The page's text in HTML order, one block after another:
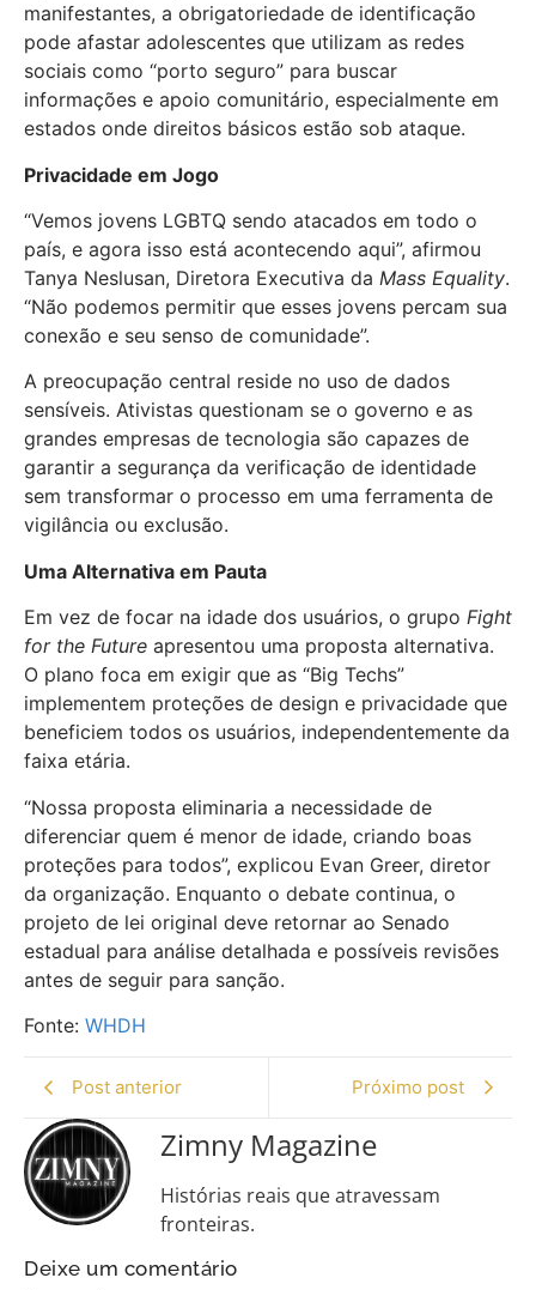
manifestantes, a obrigatoriedade de identificação
pode afastar adolescentes que utilizam as redes
sociais como “porto seguro” para buscar
informações e apoio comunitário, especialmente em
estados onde direitos básicos estão sob ataque.
Privacidade em Jogo
“Vemos jovens LGBTQ sendo atacados em todo o
país, e agora isso está acontecendo aqui”, afirmou
Tanya Neslusan, Diretora Executiva da Mass Equality.
“Não podemos permitir que esses jovens percam sua
conexão e seu senso de comunidade”.
A preocupação central reside no uso de dados
sensíveis. Ativistas questionam se o governo e as
grandes empresas de tecnologia são capazes de
garantir a segurança da verificação de identidade
sem transformar o processo em uma ferramenta de
vigilância ou exclusão.
Uma Alternativa em Pauta
Em vez de focar na idade dos usuários, o grupo Fight
for the Future apresentou uma proposta alternativa.
O plano foca em exigir que as “Big Techs”
implementem proteções de design e privacidade que
beneficiem todos os usuários, independentemente da
faixa etária.
“Nossa proposta eliminaria a necessidade de
diferenciar quem é menor de idade, criando boas
proteções para todos”, explicou Evan Greer, diretor
da organização. Enquanto o debate continua, o
projeto de lei original deve retornar ao Senado
estadual para análise detalhada e possíveis revisões
antes de seguir para sanção.
Fonte: WHDH
Post anterior Próximo post
Zimny Magazine
Histórias reais que atravessam
fronteiras.
Deixe um comentário